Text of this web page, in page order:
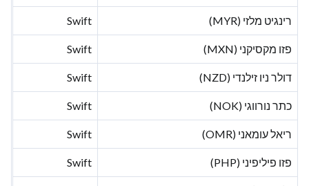
רינגיט מלזי (MYR) Swift
פזו מקסיקני (MXN) Swift
דולר ניו זילנדי (NZD) Swift
כתר נורווגי (NOK) Swift
ריאל עומאני (OMR) Swift
פזו פיליפיני (PHP) Swift